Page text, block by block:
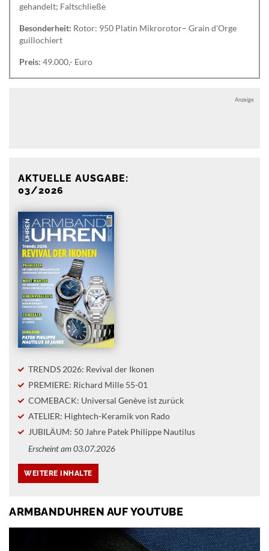
gehandelt; Faltschließe
Besonderheit: Rotor: 950 Platin Mikrorotor– Grain d'Orge
guillochiert
Preis: 49.000,- Euro
Anzeige
AKTUELLE AUSGABE:
03/2026
TRENDS 2026: Revival der Ikonen
PREMIERE: Richard Mille 55-01
COMEBACK: Universal Genève ist zurück
ATELIER: Hightech-Keramik von Rado
JUBILÄUM: 50 Jahre Patek Philippe Nautilus
Erscheint am 03.07.2026
ARMBANDUHREN AUF YOUTUBE